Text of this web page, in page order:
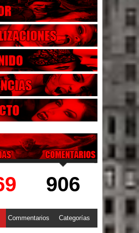
906
Commentarios Categorías